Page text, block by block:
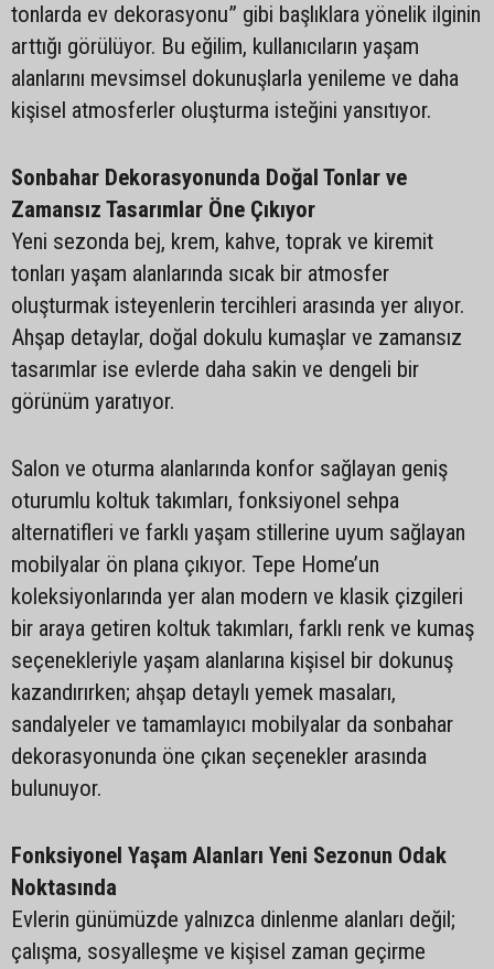
tonlarda ev dekorasyonu” gibi başlıklara yönelik ilginin
arttığı görülüyor. Bu eğilim, kullanıcıların yaşam
alanlarını mevsimsel dokunuşlarla yenileme ve daha
kişisel atmosferler oluşturma isteğini yansıtıyor.
Sonbahar Dekorasyonunda Doğal Tonlar ve
Zamansız Tasarımlar Öne Çıkıyor
Yeni sezonda bej, krem, kahve, toprak ve kiremit
tonları yaşam alanlarında sıcak bir atmosfer
oluşturmak isteyenlerin tercihleri arasında yer alıyor.
Ahşap detaylar, doğal dokulu kumaşlar ve zamansız
tasarımlar ise evlerde daha sakin ve dengeli bir
görünüm yaratıyor.
Salon ve oturma alanlarında konfor sağlayan geniş
oturumlu koltuk takımları, fonksiyonel sehpa
alternatifleri ve farklı yaşam stillerine uyum sağlayan
mobilyalar ön plana çıkıyor. Tepe Home’un
koleksiyonlarında yer alan modern ve klasik çizgileri
bir araya getiren koltuk takımları, farklı renk ve kumaş
seçenekleriyle yaşam alanlarına kişisel bir dokunuş
kazandırırken; ahşap detaylı yemek masaları,
sandalyeler ve tamamlayıcı mobilyalar da sonbahar
dekorasyonunda öne çıkan seçenekler arasında
bulunuyor.
Fonksiyonel Yaşam Alanları Yeni Sezonun Odak
Noktasında
Evlerin günümüzde yalnızca dinlenme alanları değil;
çalışma, sosyalleşme ve kişisel zaman geçirme